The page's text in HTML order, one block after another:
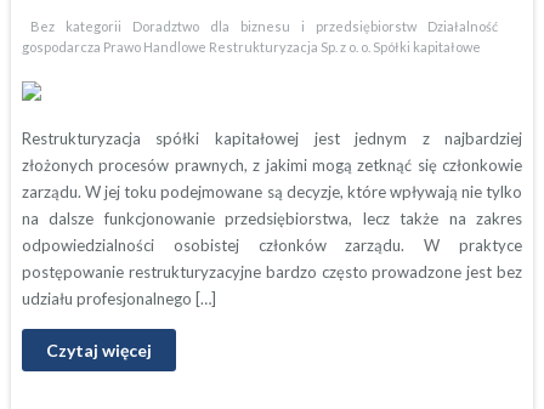
Bez kategorii Doradztwo dla biznesu i przedsiębiorstw
Działalność
gospodarcza Prawo Handlowe Restrukturyzacja Sp. z o. o. Spółki kapitałowe
Restrukturyzacja spółki kapitałowej jest jednym z najbardziej
złożonych procesów prawnych, z jakimi mogą zetknąć się członkowie
zarządu. W jej toku podejmowane są decyzje, które wpływają nie tylko
na dalsze funkcjonowanie przedsiębiorstwa, lecz także na zakres
odpowiedzialności osobistej członków zarządu. W praktyce
postępowanie restrukturyzacyjne bardzo często prowadzone jest bez
udziału profesjonalnego […]
Czytaj więcej